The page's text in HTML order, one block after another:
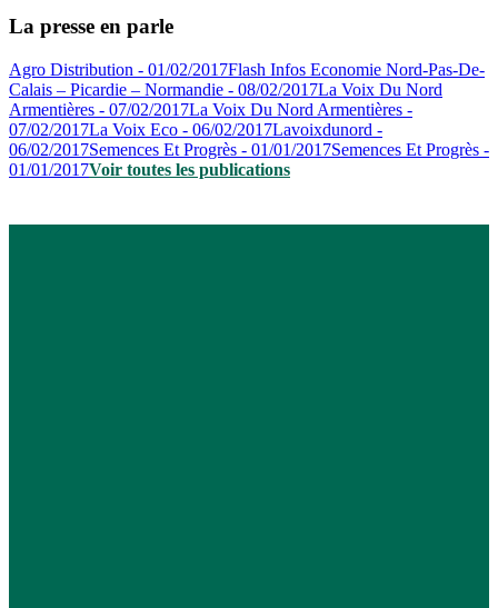
La presse en parle
Agro Distribution - 01/02/2017Flash Infos Economie Nord-Pas-De-
Calais – Picardie – Normandie - 08/02/2017La Voix Du Nord
Armentières - 07/02/2017La Voix Du Nord Armentières -
07/02/2017La Voix Eco - 06/02/2017Lavoixdunord -
06/02/2017Semences Et Progrès - 01/01/2017Semences Et Progrès -
01/01/2017Voir toutes les publications